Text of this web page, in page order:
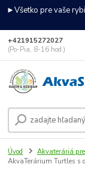
►Všetko pre vaše
+421915272027
(Po-Pia, 8-16 hod.)
Úvod Akvateráriá
AkvaTerárium Turtles s